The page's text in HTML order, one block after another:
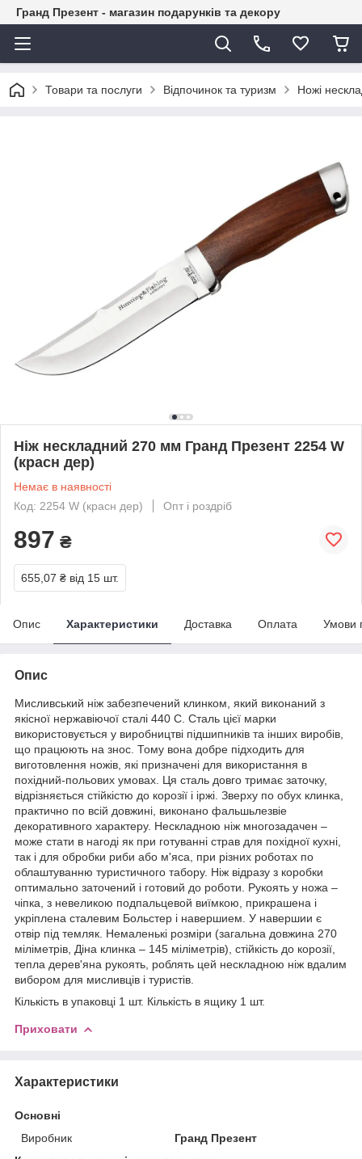
Гранд Презент - магазин подарунків та декору
Товари та послуги Відпочинок та туризм Ножі
Ніж нескладний 270 мм Гранд Презент 2254 W
(красн дер)
Немає в наявності
Код: 2254 W (красн дер)
Опт і роздріб
897 ₴
655,07 ₴ від 15 шт.
Опис Характеристики Доставка Оплата Умови
Опис
Мисливський ніж забезпечений клинком, який виконаний з
якісної нержавіючої сталі 440 С. Сталь цієї марки
використовується у виробництві підшипників та інших виробів,
що працюють на знос. Тому вона добре підходить для
виготовлення ножів, які призначені для використання в
похідний-польових умовах. Ця сталь довго тримає заточку,
відрізняється стійкістю до корозії і іржі. Зверху по обух клинка,
практично по всій довжині, виконано фальшьлезвіе
декоративного характеру. Нескладною ніж многозадачен –
може стати в нагоді як при готуванні страв для похідної кухні,
так і для обробки риби або м'яса, при різних роботах по
облаштуванню туристичного табору. Ніж відразу з коробки
оптимально заточений і готовий до роботи. Рукоять у ножа –
чіпка, з невеликою подпальцевой виїмкою, прикрашена і
укріплена сталевим Больстер і навершием. У навершии є
отвір під темляк. Немаленькі розміри (загальна довжина 270
міліметрів, Діна клинка – 145 міліметрів), стійкість до корозії,
тепла дерев'яна рукоять, роблять цей нескладною ніж вдалим
вибором для мисливців і туристів.
Кількість в упаковці 1 шт. Кількість в ящику 1 шт.
Приховати
Характеристики
Основні
Виробник
Гранд Презент